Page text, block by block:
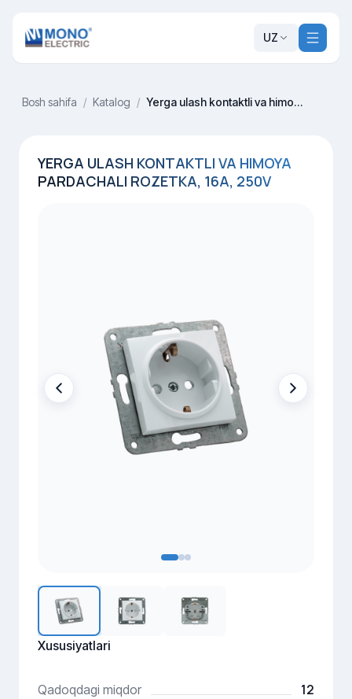
UZ
Bosh sahifa / Katalog / Yerga ulash kontaktli va himoya pardachali rozetka, 16A, 250V
YERGA ULASH KONTAKTLI VA HIMOYA
PARDACHALI ROZETKA, 16A, 250V
Xususiyatlari
Qadoqdagi miqdor 12